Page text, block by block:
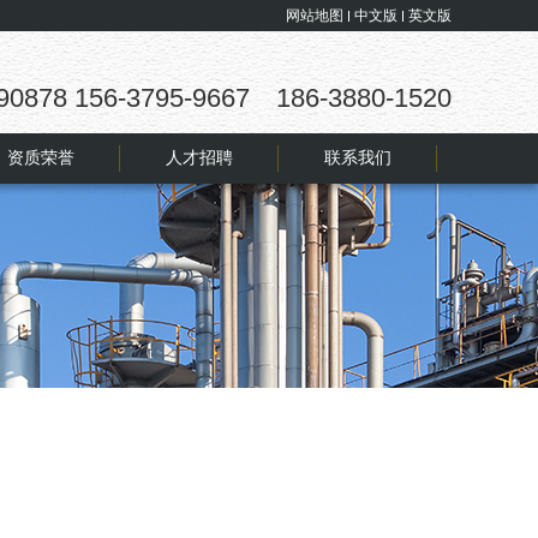
网站地图 中文版 英文版
156-3795-9667 186-3880-1520
资质荣誉 人才招聘 联系我们